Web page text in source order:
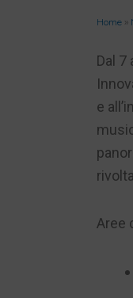
Home »
Dal 7
e
Aree